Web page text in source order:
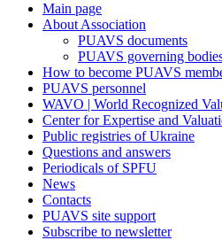
Main page
About Association
PUAVS documents
PUAVS governing
How to become PUAVS
PUAVS personnel
WAVO | World Recognized
Center for Expertise and
Public registries of Ukraine
Questions and answers
Periodicals of SPFU
News
Сontacts
PUAVS site support
Subscribe to newsletter